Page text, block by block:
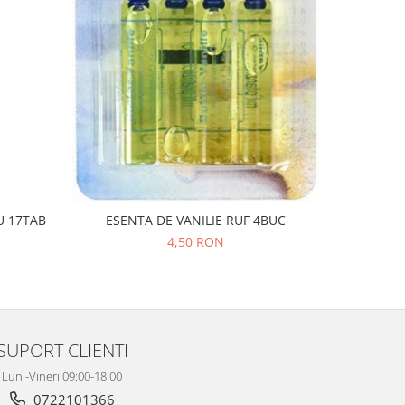
17TAB
ESENTA DE VANILIE RUF 4BUC
4,50 RON
CLIENTI
Luni-Vineri 09:00-18:00
0722101366